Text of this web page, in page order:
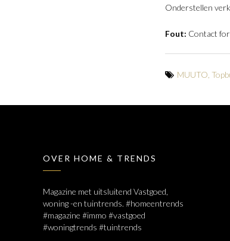
Onderstellen
Fout: Contact
MUUTO
OVER HOME & TRENDS
Magazine met uitsluitend Vastgoed,
woning -en tuintrends. #homeentrends
#magazine #immo #vastgoed
#woningtrends #tuintrends